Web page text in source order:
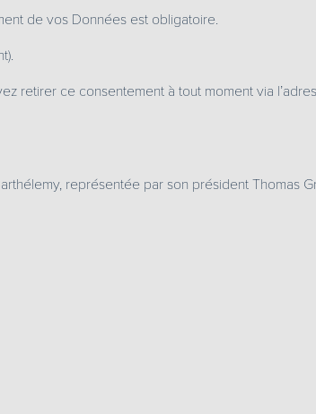
de vos Données est obligatoire.
retirer ce consentement à tout moment via
représentée par son président Thomas